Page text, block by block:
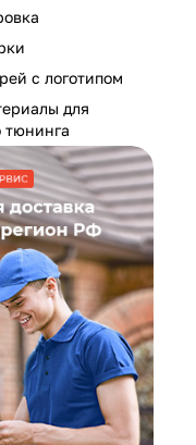
с логотипом
для
тюнинга